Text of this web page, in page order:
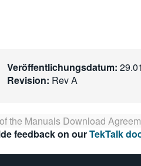
Veröffentlichungsdatum:
Revision: Rev A
the Manuals Download
feedback on ourTekTalk